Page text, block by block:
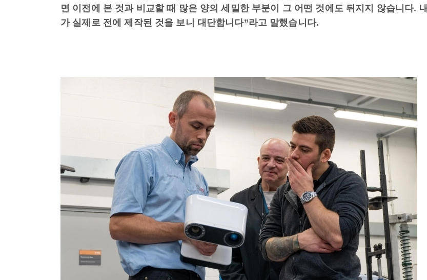
면 이전에 본 것과 비교할 때 많은 양의 세밀한 부분이 그 어떤 것에도 뒤지지 않습니다. 내
가 실제로 전에 제작된 것을 보니 대단합니다”라고 말했습니다.